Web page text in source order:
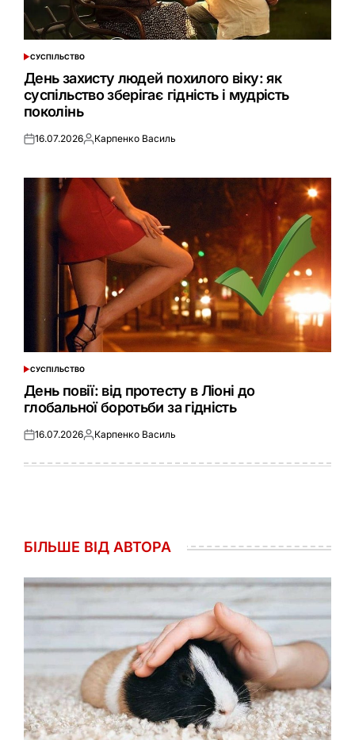
ОПУБЛІКУВАТИ
СУСПІЛЬСТВО
День захисту людей похилого віку: як
суспільство зберігає гідність і мудрість
поколінь
Оприлюднено
16.07.2026Опубліковано
Карпенко Василь
ОПУБЛІКУВАТИ
СУСПІЛЬСТВО
День повії: від протесту в Ліоні до
глобальної боротьби за гідність
Оприлюднено
16.07.2026Опубліковано
Карпенко Василь
БІЛЬШЕ ВІД АВТОРА